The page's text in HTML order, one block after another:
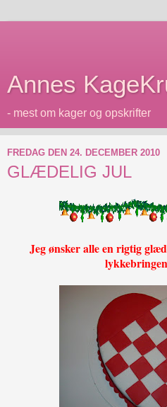
Annes
- mest om kager og opskrifter
FREDAG DEN 24. DECEMBER 2010
GLÆDELIG JUL
Jeg ønsker alle en rigtig